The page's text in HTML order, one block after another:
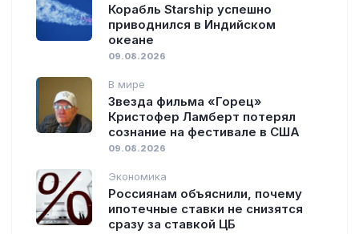
Корабль Starship успешно
приводнился в Индийском
океане
09.08.2026
В мире
Звезда фильма «Горец»
Кристофер Ламберт потерял
сознание на фестивале в США
09.08.2026
Экономика
Россиянам объяснили, почему
ипотечные ставки не снизятся
сразу за ставкой ЦБ